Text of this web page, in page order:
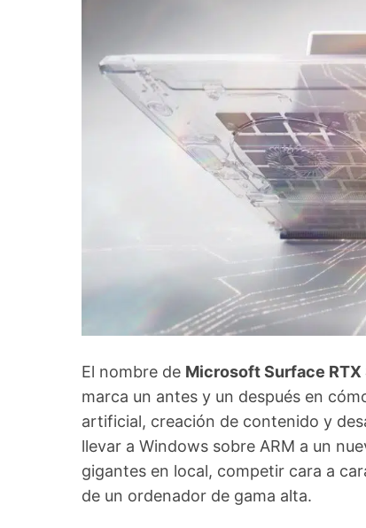
El nombre de Microsoft Surface RTX
marca un antes y un después en
artificial, creación de contenido y
llevar a Windows sobre ARM a un
gigantes en local, competir cara a
de un ordenador de gama alta.